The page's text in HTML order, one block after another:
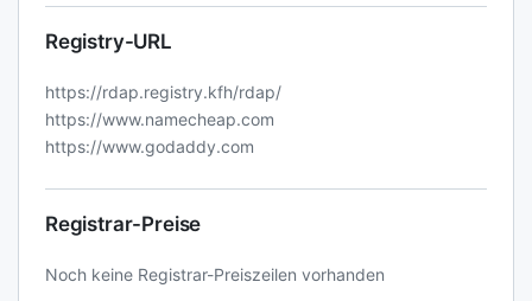
Registry-URL
https://rdap.registry.kfh/rdap/
https://www.namecheap.com
https://www.godaddy.com
Registrar-Preise
Noch keine Registrar-Preiszeilen vorhanden